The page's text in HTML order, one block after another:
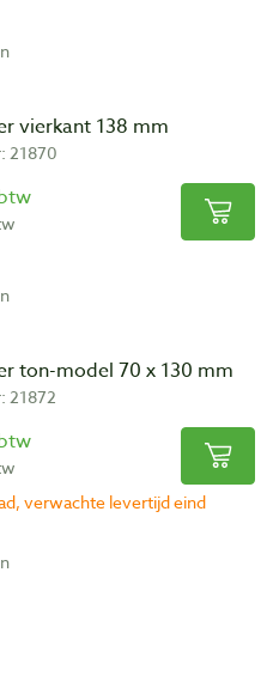
vierkant 138 mm
21870
ton-model 70 x 130 mm
21872
verwachte levertijd eind